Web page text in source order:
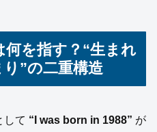
何を指す？“生まれ
”の二重構造
して “I was born in 1988” が